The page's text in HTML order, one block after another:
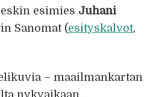
esimies Juhani
Sanomat (esityskalvot,
– maailmankartan
nykyaikaan,